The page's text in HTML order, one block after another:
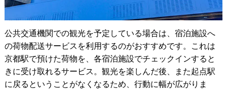
公共交通機関での観光を予定している場合は、宿泊施設へ
の荷物配送サービスを利用するのがおすすめです。これは
京都駅で預けた荷物を、各宿泊施設でチェックインすると
きに受け取れるサービス。観光を楽しんだ後、また起点駅
に戻るということがなくなるため、行動に幅が広がりま